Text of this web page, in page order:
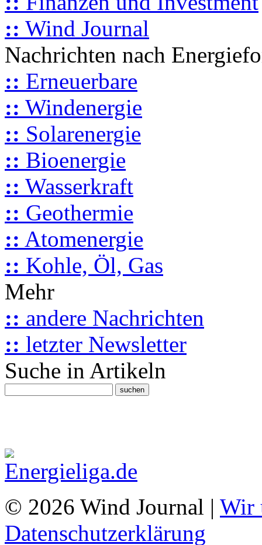
:: Wind Journal
Nachrichten nach
:: Erneuerbare
:: Windenergie
:: Solarenergie
:: Bioenergie
:: Wasserkraft
:: Geothermie
:: Atomenergie
:: Kohle, Öl, Gas
Mehr
:: andere Nachrichten
:: letzter Newsletter
Suche in Artikeln
© 2026 Wind Journal | Wir
Datenschutzerklärung